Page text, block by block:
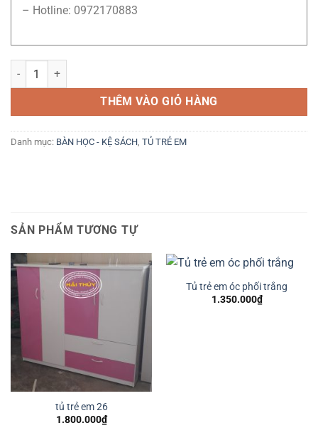
– Hotline: 0972170883
Tủ kết hợp bàn học số lượng
THÊM VÀO GIỎ HÀNG
Danh mục: BÀN HỌC - KỆ SÁCH TỦ TRẺ EM
SẢN PHẨM TƯƠNG TỰ
tủ trẻ em 26
1.800.000₫
Tủ trẻ em óc phối trắng
1.350.000₫